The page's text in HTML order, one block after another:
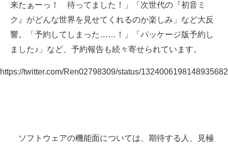
来たぁーっ！ 待ってました！」「次世代の『初音ミ
ク』がどんな世界を見せてくれるのか楽しみ」など大反
響。「予約してしまった……！」「パッケージ版予約し
ました♪」など、予約報告も続々寄せられています。
https://twitter.com/Ren02798309/status/1324006198148935682
ソフトウェアの機能面については、期待する人、見極